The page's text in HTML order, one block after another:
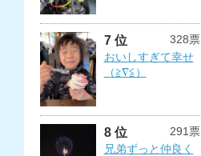
7 位
328票
おいしすぎて幸せ
（≧∇≦）
8 位
291票
兄弟ずっと仲良く